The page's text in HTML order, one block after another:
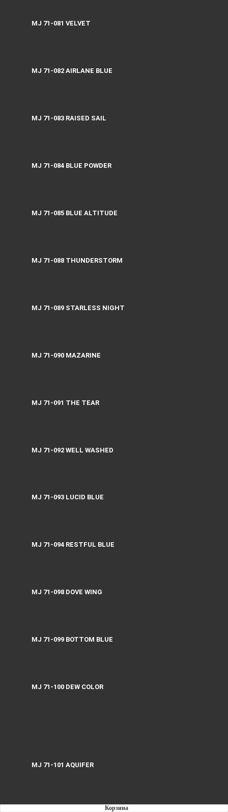
Корзина
MJ 71-081 VELVET
MJ 71-082 AIRLANE BLUE
MJ 71-083 RAISED SAIL
MJ 71-084 BLUE POWDER
MJ 71-085 BLUE ALTITUDE
MJ 71-088 THUNDERSTORM
MJ 71-089 STARLESS NIGHT
MJ 71-090 MAZARINE
MJ 71-091 THE TEAR
MJ 71-092 WELL WASHED
MJ 71-093 LUCID BLUE
MJ 71-094 RESTFUL BLUE
MJ 71-098 DOVE WING
MJ 71-099 BOTTOM BLUE
MJ 71-100 DEW СOLOR
MJ 71-101 AQUIFER